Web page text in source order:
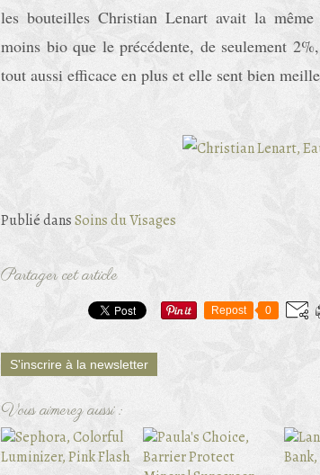
les bouteilles Christian Lenart avait la
moins bio que le précédente, de seulement
tout aussi efficace en plus et elle sent bien
Publié dansSoins du Visages
Partager cet article
Repost 0
S'inscrire à la newsletter
Vous aimerez aussi :